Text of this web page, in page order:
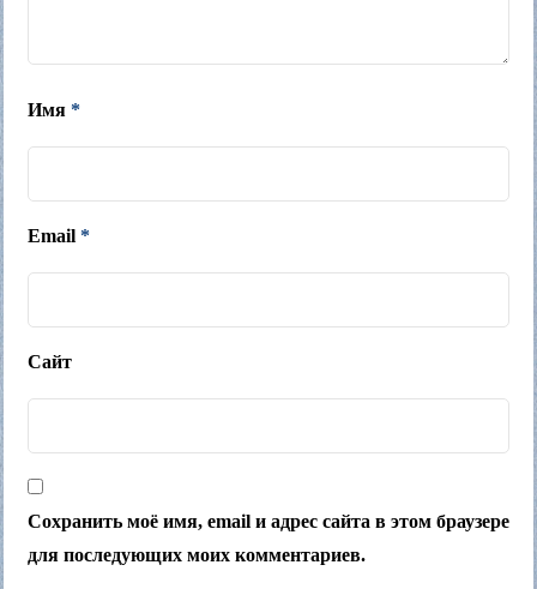
Имя *
Email *
Сайт
Сохранить моё имя, email и адрес сайта в этом браузере
для последующих моих комментариев.